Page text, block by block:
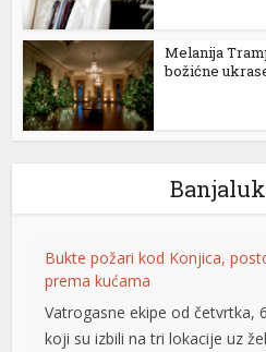
Melanija
božićne
Bukte požari kod Konjica,
prema kućama
Vatrogasne ekipe od četvrtka,
koji su izbili na tri lokacije uz